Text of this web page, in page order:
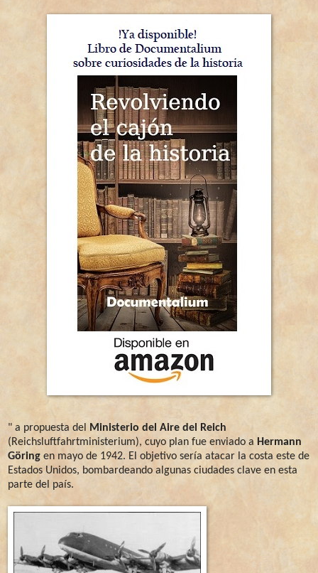
" a propuesta del
Ministerio del Aire del Reich
(Reichsluftfahrtministerium), cuyo plan fue enviado a Hermann
Göring en mayo de 1942. El objetivo sería atacar la costa este de
Estados Unidos, bombardeando algunas ciudades clave en esta
parte del país.